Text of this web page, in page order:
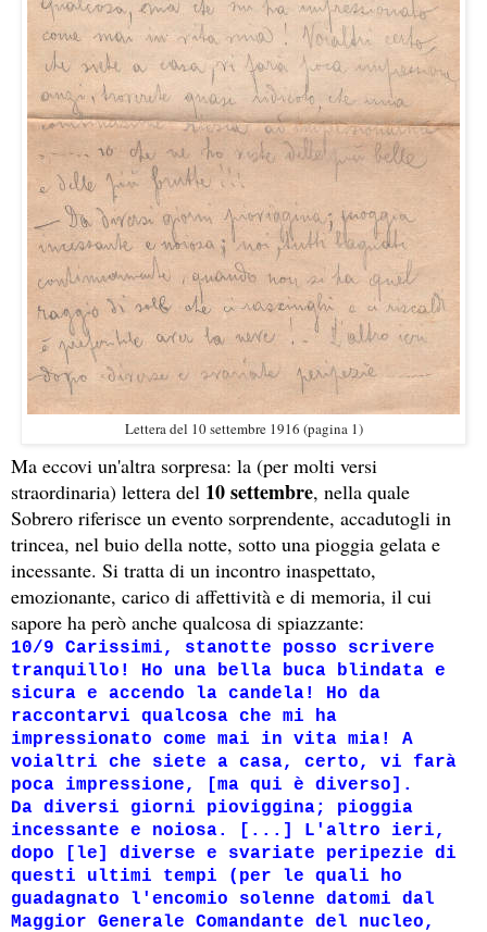
Lettera del 10 settembre 1916 (pagina 1)
Ma eccovi un'altra sorpresa: la (per molti versi
straordinaria) lettera del 10 settembre, nella quale
Sobrero riferisce un evento sorprendente, accadutogli in
trincea, nel buio della notte, sotto una pioggia gelata e
incessante. Si tratta di un incontro inaspettato,
emozionante, carico di affettività e di memoria, il cui
sapore ha però anche qualcosa di spiazzante:
10/9 Carissimi, stanotte posso scrivere
tranquillo! Ho una bella buca blindata e
sicura e accendo la candela! Ho da
raccontarvi qualcosa che mi ha
impressionato come mai in vita mia! A
voialtri che siete a casa, certo, vi farà
poca impressione, [ma qui è diverso].
Da diversi giorni pioviggina; pioggia
incessante e noiosa. [...] L'altro ieri,
dopo [le] diverse e svariate peripezie di
questi ultimi tempi (per le quali ho
guadagnato l'encomio solenne datomi dal
Maggior Generale Comandante del nucleo,